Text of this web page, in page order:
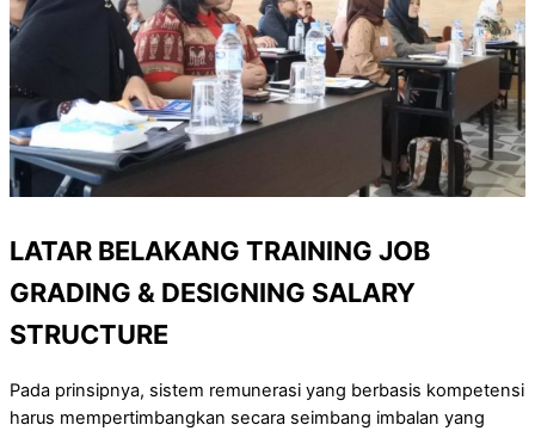
LATAR BELAKANG TRAINING JOB
GRADING & DESIGNING SALARY
STRUCTURE
Pada prinsipnya, sistem remunerasi yang berbasis kompetensi
harus mempertimbangkan secara seimbang imbalan yang